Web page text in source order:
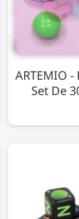
ARTEMIO
Set De